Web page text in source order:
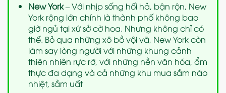
New York– Với nhịp sống hối hả, bận rộn, New
York rộng lớn chính là thành phố không bao
giờ ngủ tại xứ sở cờ hoa. Nhưng không chỉ có
thế. Bỏ qua những xô bồ vội vã, New York còn
làm say lòng người với những khung cảnh
thiên nhiên rực rỡ, với những nền văn hóa, ẩm
thực đa dạng và cả những khu mua sắm náo
nhiệt, sầm uất